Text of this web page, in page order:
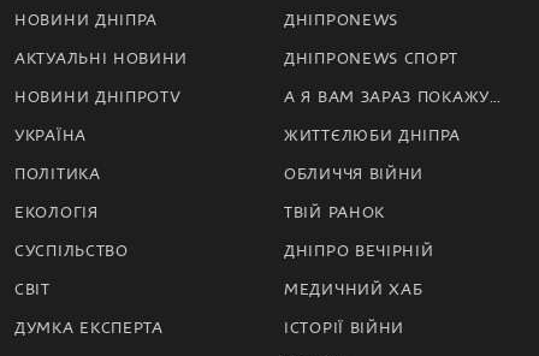
НОВИНИ ДНІПРА
АКТУАЛЬНІ НОВИНИ
НОВИНИ ДНІПРОTV
УКРАЇНА
ПОЛІТИКА
ЕКОЛОГІЯ
СУСПІЛЬСТВО
СВІТ
ДУМКА ЕКСПЕРТА
ДНІПРОNEWS
ДНІПРОNEWS СПОРТ
А Я ВАМ ЗАРАЗ ПОКАЖУ…
ЖИТТЄЛЮБИ ДНІПРА
ОБЛИЧЧЯ ВІЙНИ
ТВІЙ РАНОК
ДНІПРО ВЕЧІРНІЙ
МЕДИЧНИЙ ХАБ
ІСТОРІЇ ВІЙНИ